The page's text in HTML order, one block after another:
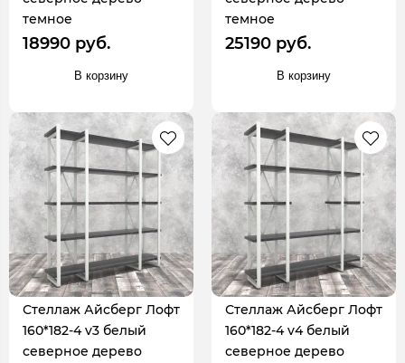
темное
18990 руб.
В корзину
темное
25190 руб.
В корзину
Стеллаж Айсберг Лофт
160*182-4 v3 белый
северное дерево
Стеллаж Айсберг Лофт
160*182-4 v4 белый
северное дерево